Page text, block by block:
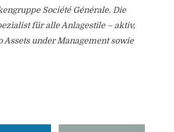
Société Générale. Die
für alle Anlagestile – aktiv,
under Management sowie